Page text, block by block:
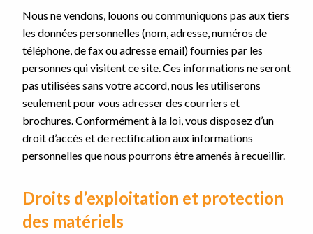
Nous ne vendons, louons ou communiquons pas aux tiers
les données personnelles (nom, adresse, numéros de
téléphone, de fax ou adresse email) fournies par les
personnes qui visitent ce site. Ces informations ne seront
pas utilisées sans votre accord, nous les utiliserons
seulement pour vous adresser des courriers et
brochures. Conformément à la loi, vous disposez d’un
droit d’accès et de rectification aux informations
personnelles que nous pourrons être amenés à recueillir.
Droits d’exploitation et protection
des matériels